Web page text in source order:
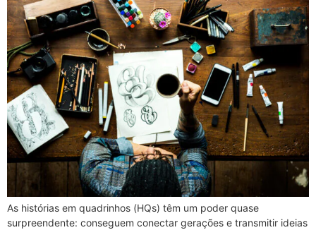
As histórias em quadrinhos (HQs) têm um poder quase
surpreendente: conseguem conectar gerações e transmitir ideias